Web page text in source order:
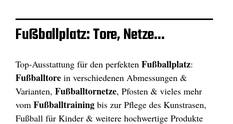
Fußballplatz: Tore, Netze…
Top-Ausstattung für den perfektenFußballplatz:
Fußballtore in verschiedenen Abmessungen &
Varianten,Fußballtornetze, Pfosten & vieles mehr
vomFußballtraining bis zur Pflege des Kunstrasen,
Fußball für Kinder & weitere hochwertige Produkte